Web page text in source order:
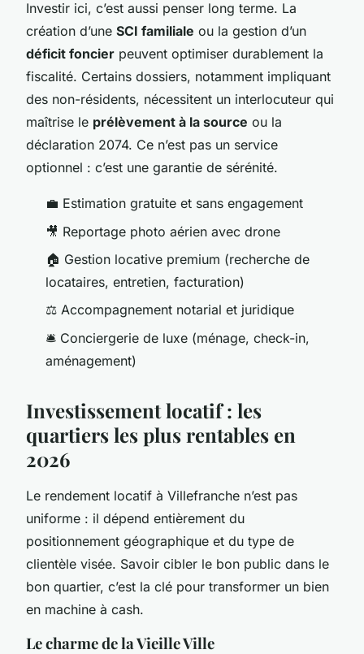
Investir ici, c’est aussi penser long terme. La
création d’une SCI familiale ou la gestion d’un
déficit foncier peuvent optimiser durablement la
fiscalité. Certains dossiers, notamment impliquant
des non-résidents, nécessitent un interlocuteur qui
maîtrise le prélèvement à la source ou la
déclaration 2074. Ce n’est pas un service
optionnel : c’est une garantie de sérénité.
💼 Estimation gratuite et sans engagement
🎥 Reportage photo aérien avec drone
🏠 Gestion locative premium (recherche de
locataires, entretien, facturation)
⚖️ Accompagnement notarial et juridique
🛎️ Conciergerie de luxe (ménage, check-in,
aménagement)
Investissement locatif : les
quartiers les plus rentables en
2026
Le rendement locatif à Villefranche n’est pas
uniforme : il dépend entièrement du
positionnement géographique et du type de
clientèle visée. Savoir cibler le bon public dans le
bon quartier, c’est la clé pour transformer un bien
en machine à cash.
Le charme de la Vieille Ville